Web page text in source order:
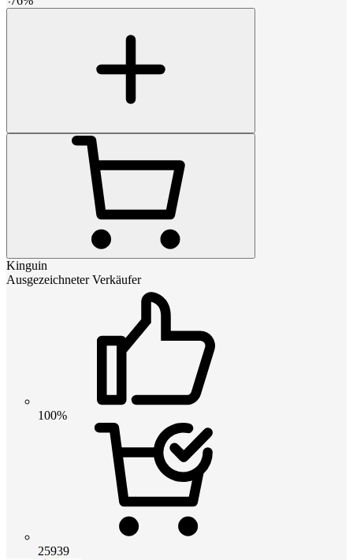
Kinguin
Ausgezeichneter Verkäufer
100%
25939